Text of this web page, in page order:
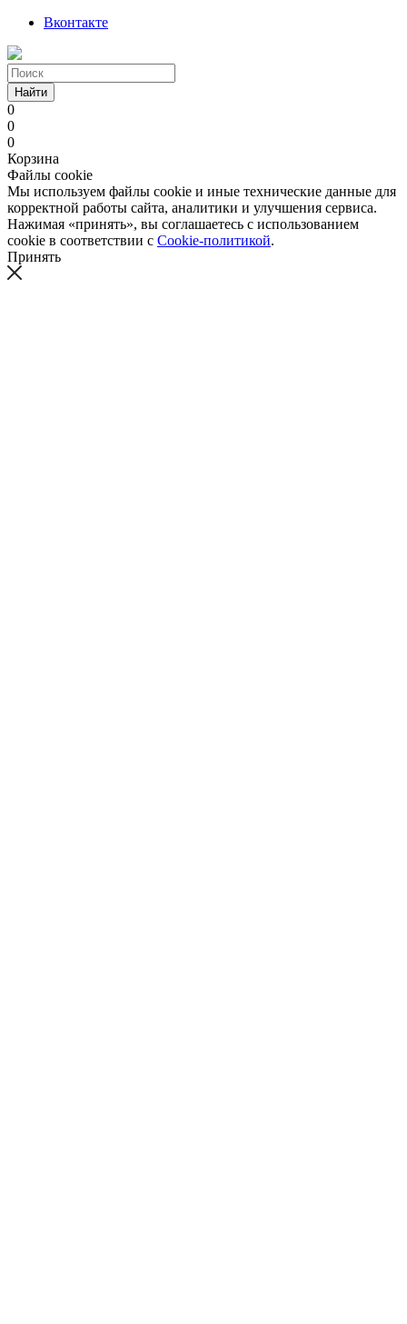
Вконтакте
Найти
0
0
0
Корзина
Файлы cookie
Мы используем файлы cookie и иные технические данные для
корректной работы сайта, аналитики и улучшения сервиса.
Нажимая «принять», вы соглашаетесь с использованием
cookie в соответствии с Cookie-политикой.
Принять